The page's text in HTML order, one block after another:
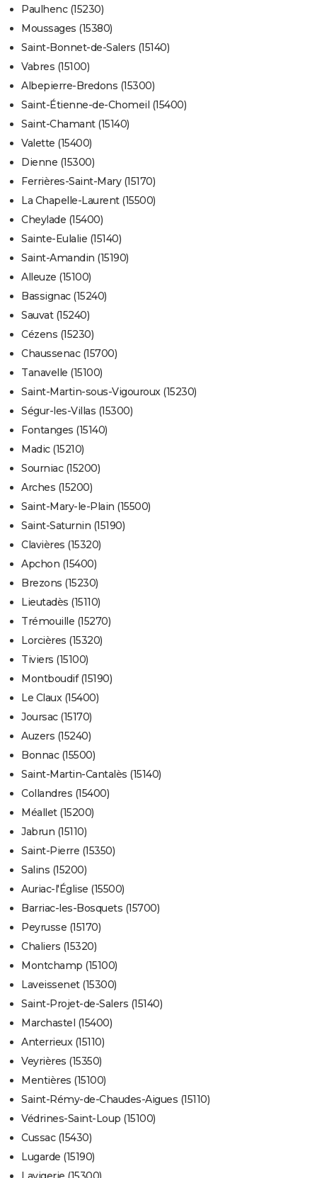
Paulhenc (15230)
Moussages (15380)
Saint-Bonnet-de-Salers (15140)
Vabres (15100)
Albepierre-Bredons (15300)
Saint-Étienne-de-Chomeil (15400)
Saint-Chamant (15140)
Valette (15400)
Dienne (15300)
Ferrières-Saint-Mary (15170)
La Chapelle-Laurent (15500)
Cheylade (15400)
Sainte-Eulalie (15140)
Saint-Amandin (15190)
Alleuze (15100)
Bassignac (15240)
Sauvat (15240)
Cézens (15230)
Chaussenac (15700)
Tanavelle (15100)
Saint-Martin-sous-Vigouroux (15230)
Ségur-les-Villas (15300)
Fontanges (15140)
Madic (15210)
Sourniac (15200)
Arches (15200)
Saint-Mary-le-Plain (15500)
Saint-Saturnin (15190)
Clavières (15320)
Apchon (15400)
Brezons (15230)
Lieutadès (15110)
Trémouille (15270)
Lorcières (15320)
Tiviers (15100)
Montboudif (15190)
Le Claux (15400)
Joursac (15170)
Auzers (15240)
Bonnac (15500)
Saint-Martin-Cantalès (15140)
Collandres (15400)
Méallet (15200)
Jabrun (15110)
Saint-Pierre (15350)
Salins (15200)
Auriac-l'Église (15500)
Barriac-les-Bosquets (15700)
Peyrusse (15170)
Chaliers (15320)
Montchamp (15100)
Laveissenet (15300)
Saint-Projet-de-Salers (15140)
Marchastel (15400)
Anterrieux (15110)
Veyrières (15350)
Mentières (15100)
Saint-Rémy-de-Chaudes-Aigues (15110)
Védrines-Saint-Loup (15100)
Cussac (15430)
Lugarde (15190)